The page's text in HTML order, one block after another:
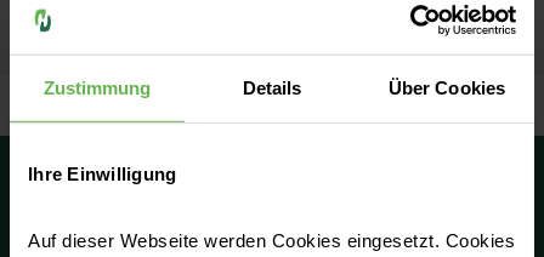
Zustimmung Details Über Cookies
Ihre Einwilligung
Auf dieser Webseite werden Cookies eingesetzt. Cookies